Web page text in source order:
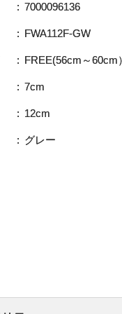
7000096136
FWA112F-GW
FREE(56cm～60cm
7cm
12cm
グレー